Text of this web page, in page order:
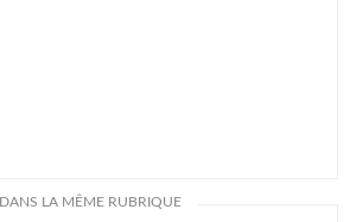
DANS LA MÊME RUBRIQUE